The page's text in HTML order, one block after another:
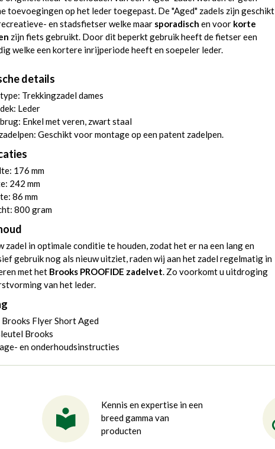
toevoegingen op het leder toegepast. De "Aged" zadels zijn geschikt
en stadsfietser welke maar sporadisch en voor korte
zijn fiets gebruikt. Door dit beperkt gebruik heeft de fietser een
welke een kortere inrijperiode heeft en soepeler leder.
details
Trekkingzadel dames
Leder
Enkel met veren, zwart staal
Geschikt voor montage op een patent zadelpen.
176 mm
242 mm
86 mm
800 gram
zadel in optimale conditie te houden, zodat het er na een lang en
gebruik nog als nieuw uitziet, raden wij aan het zadel regelmatig in
met het Brooks PROOFIDE zadelvet. Zo voorkomt u uitdroging
van het leder.
Brooks Flyer Short Aged
Brooks
en onderhoudsinstructies
Kennis en expertise in een
breed gamma van
producten